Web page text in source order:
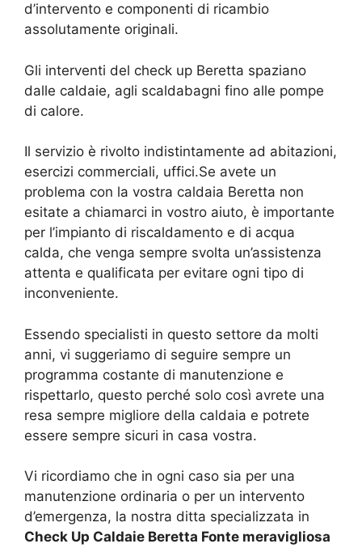
d’intervento e componenti di ricambio
assolutamente originali.
Gli interventi del check up Beretta spaziano
dalle caldaie, agli scaldabagni fino alle pompe
di calore.
Il servizio è rivolto indistintamente ad abitazioni,
esercizi commerciali, uffici.Se avete un
problema con la vostra caldaia Beretta non
esitate a chiamarci in vostro aiuto, è importante
per l’impianto di riscaldamento e di acqua
calda, che venga sempre svolta un’assistenza
attenta e qualificata per evitare ogni tipo di
inconveniente.
Essendo specialisti in questo settore da molti
anni, vi suggeriamo di seguire sempre un
programma costante di manutenzione e
rispettarlo, questo perché solo così avrete una
resa sempre migliore della caldaia e potrete
essere sempre sicuri in casa vostra.
Vi ricordiamo che in ogni caso sia per una
manutenzione ordinaria o per un intervento
d’emergenza, la nostra ditta specializzata in
Check Up Caldaie Beretta Fonte meravigliosa